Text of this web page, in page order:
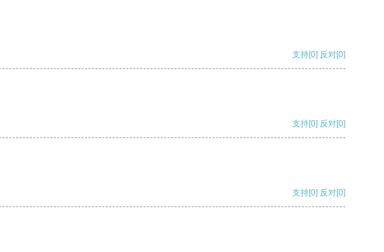
支持[0] 反对[0]
支持[0] 反对[0]
支持[0] 反对[0]